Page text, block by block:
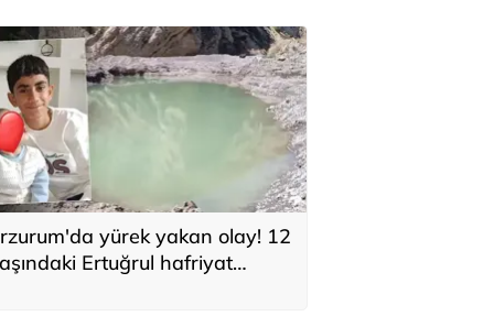
yürek yakan olay! 12
Ertuğrul hafriyat